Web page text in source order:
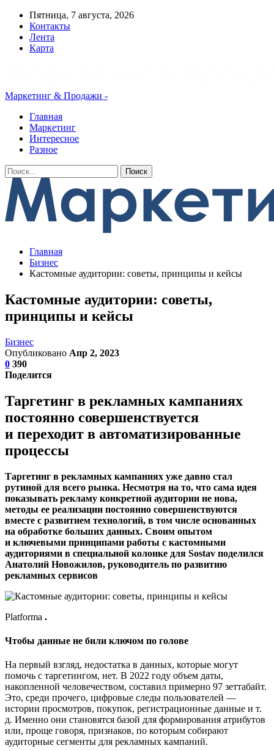
Пятница, 7 августа, 2026
Контакты
Лента
Карта
Маркетинг & Продажи -
Главная
Маркетинг
Интересное
Разное
Главная
Бизнес
Кастомные аудитории: советы, принципы и кейсы
Кастомные аудитории: советы,
принципы и кейсы
Бизнес
Опубликовано Апр 2, 2023
0 390
Поделится
Таргетинг в рекламных кампаниях
постоянно совершенствуется
и переходит в автоматизированные
процессы
Таргетинг в рекламных кампаниях уже давно стал
рутиной для всего рынка. Несмотря на то, что сама идея
показывать рекламу конкретной аудитории не нова,
методы ее реализации постоянно совершенствуются
вместе с развитием технологий, в том числе основанных
на обработке больших данных. Своим опытом
и ключевыми принципами работы с кастомными
аудиториями в специальной колонке для Sostav поделился
Анатолий Новожилов, руководитель по развитию
рекламных сервисов
Platforma .
Чтобы данные не били ключом по голове
На первый взгляд, недостатка в данных, которые могут
помочь с таргетингом, нет. В 2022 году объем даты,
накопленной человечеством, составил примерно 97 зеттабайт.
Это, среди прочего, цифровые следы пользователей —
истории просмотров, покупок, регистрационные данные и т.
д. Именно они становятся базой для формирования атрибутов
или, проще говоря, признаков, по которым собирают
аудиторные сегменты для рекламных кампаний.